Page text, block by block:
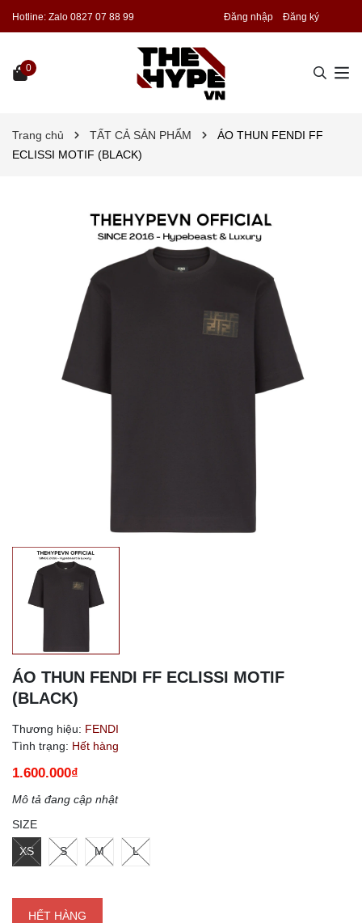
Hotline: Zalo 0827 07 88 99 Đăng nhập Đăng ký
0
Trang chủ TẤT CẢ SẢN PHẨM
ÁO THUN FENDI FF
ECLISSI MOTIF (BLACK)
ÁO THUN FENDI FF ECLISSI MOTIF
(BLACK)
Thương hiệu: FENDI
Tình trạng: Hết hàng
1.600.000₫
Mô tả đang cập nhật
SIZE
XS S M L
HẾT HÀNG